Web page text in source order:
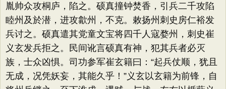
胤帅众攻桐庐，陷之。硕真撞钟焚香，引兵二千攻陷
睦州及於潜，进攻歙州，不克。敕扬州刺史房仁裕发
兵讨之。硕真遣其党童文宝将四千人寇婺州，刺史崔
义玄发兵拒之。民间讹言硕真有神，犯其兵者必灭
族，士众凶惧。司功参军崔玄籍曰：“起兵仗顺，犹且
无成，况凭妖妄，其能久乎！”义玄以玄籍为前锋，自